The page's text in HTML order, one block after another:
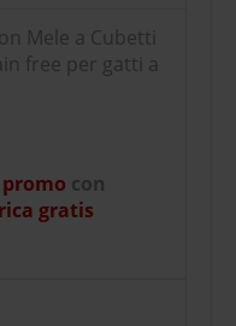
Mele a Cubetti
free per gatti a
promo con
gratis